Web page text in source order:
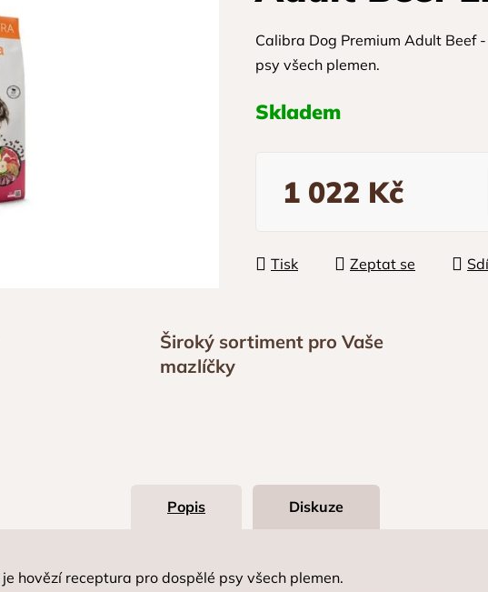
Calibra Dog Premium Adult Beef
psy všech plemen.
Skladem
1 022 Kč
Tisk Zeptat se
Široký sortiment pro Vaše
mazlíčky
Popis Diskuze
je hovězí receptura pro dospělé psy všech plemen.